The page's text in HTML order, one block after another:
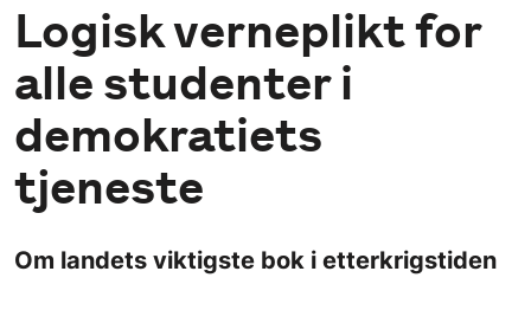
Logisk verneplikt for
alle studenter i
demokratiets
tjeneste
Om landets viktigste bok i etterkrigstiden